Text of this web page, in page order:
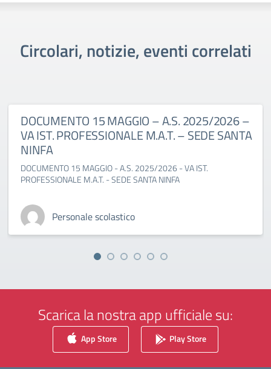
Circolari, notizie, eventi correlati
DOCUMENTO 15 MAGGIO – A.S. 2025/2026 –
VA IST. PROFESSIONALE M.A.T. – SEDE SANTA
NINFA
DOCUMENTO 15 MAGGIO - A.S. 2025/2026 - VA IST.
PROFESSIONALE M.A.T. - SEDE SANTA NINFA
Personale scolastico
Scarica la nostra app ufficiale su:
App Store Play Store